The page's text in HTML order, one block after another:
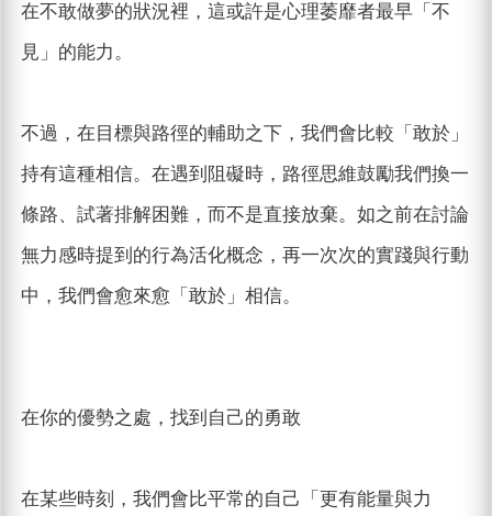
在不敢做夢的狀況裡，這或許是心理萎靡者最早「不
見」的能力。
不過，在目標與路徑的輔助之下，我們會比較「敢於」
持有這種相信。在遇到阻礙時，路徑思維鼓勵我們換一
條路、試著排解困難，而不是直接放棄。如之前在討論
無力感時提到的行為活化概念，再一次次的實踐與行動
中，我們會愈來愈「敢於」相信。
在你的優勢之處，找到自己的勇敢
在某些時刻，我們會比平常的自己「更有能量與力